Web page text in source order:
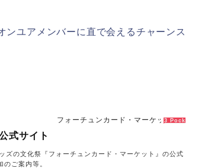
ンユアメンバーに直で会えるチャーンス
フォーチュンカード・マーケット公式サイト
3 Pockets
式サイト
ズの文化祭『フォーチュンカード・マーケット』の公式
ご案内等。